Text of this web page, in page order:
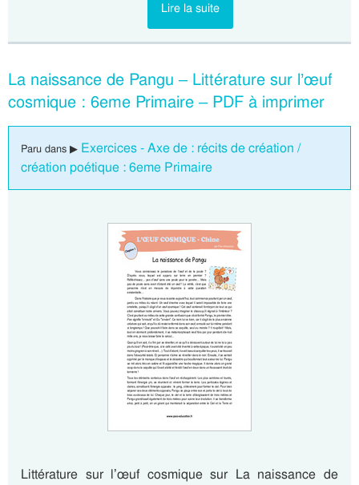
Lire la suite
La naissance de Pangu – Littérature sur l’œuf
cosmique : 6eme Primaire – PDF à imprimer
Paru dans ▶ Exercices - Axe de : récits de création /
création poétique : 6eme Primaire
Littérature sur l’œuf cosmique sur La naissance de